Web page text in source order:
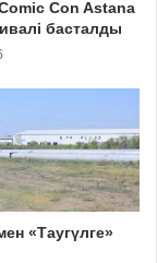
Con Astana
басталды
«Таугүлге»